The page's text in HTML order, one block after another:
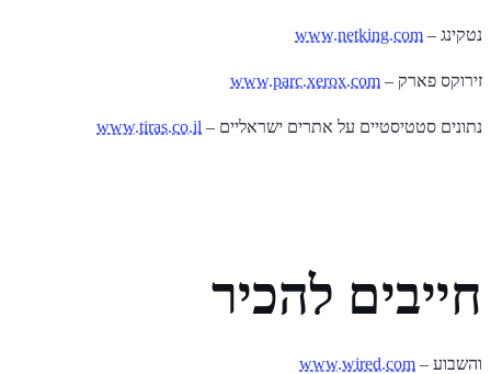
נטקינג – www.netking.com
זירוקס פארק – www.parc.xerox.com
נתונים סטטיסטיים על אתרים ישראליים – www.tiras.co.il
חייבים להכיר
והשבוע – www.wired.com